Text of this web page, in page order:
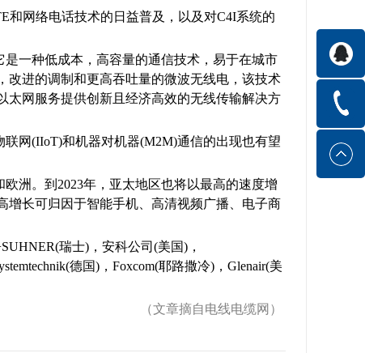
和网络电话技术的日益普及，以及对C4I系统的
一种低成本，高容量的通信技术，易于在城市
改进的调制和更高吞吐量的微波无线电，该技术
太网服务提供创新且经济高效的无线传输解决方
网(IIoT)和机器对机器(M2M)通信的出现也有望
洲。到2023年，亚太地区也将以最高的速度增
增长可归因于智能手机、高清视频广播、电子商
瑞士)，安科公司(美国)，
德国)，Foxcom(耶路撒冷)，Glenair(美
（文章摘自电线电缆网）